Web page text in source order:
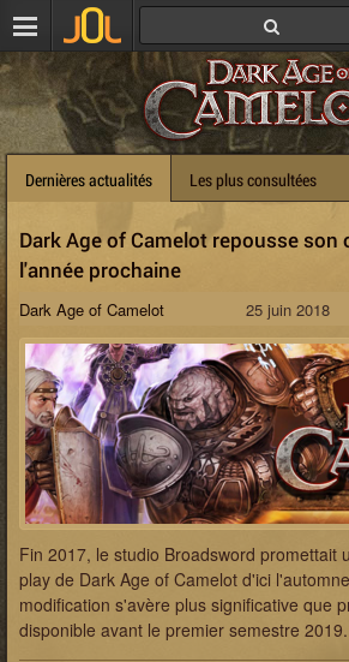
Dernières actualités Les plus consultées
Dark Age of Camelot repousse
l'année prochaine
Dark Age of Camelot 25 juin 2018
Fin 2017, le studio Broadsword promettait
play de Dark Age of Camelot d'ici
modification s'avère plus significative que
disponible avant le premier semestre 2019.